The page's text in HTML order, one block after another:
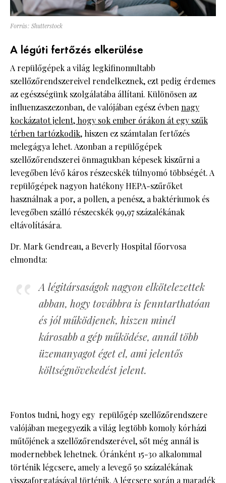
Forrás: Shutterstock
A légúti fertőzés elkerülése
A repülőgépek a világ legkifinomultabb
szellőzőrendszereivel rendelkeznek, ezt pedig érdemes
az egészségünk szolgálatába állítani. Különösen az
influenzaszezonban, de valójában egész évbennagy
kockázatot jelent, hogy sok ember órákon át egy szűk
térben tartózkodik, hiszen ez számtalan fertőzés
melegágya lehet. Azonban a repülőgépek
szellőzőrendszerei önmagukban képesek kiszűrni a
levegőben lévő káros részecskék túlnyomó többségét. A
repülőgépek nagyon hatékony HEPA-szűrőket
használnak a por, a pollen, a penész, a baktériumok és
levegőben szálló részecskék 99,97 százalékának
eltávolítására.
Dr. Mark Gendreau, a Beverly Hospital főorvosa
elmondta:
A légitársaságok nagyon elkötelezettek
abban, hogy továbbra is fenntarthatóan
és jól működjenek, hiszen minél
károsabb a gép működése, annál több
üzemanyagot éget el, ami jelentős
költségnövekedést jelent.
Fontos tudni, hogy egy repülőgép szellőzőrendszere
valójában megegyezik a világ legtöbb komoly kórházi
műtőjének a szellőzőrendszerével, sőt még annál is
modernebbek lehetnek. Óránként 15-30 alkalommal
történik légcsere, amely a levegő 50 százalékának
visszaforgatásával történik. A légcsere során a maradék